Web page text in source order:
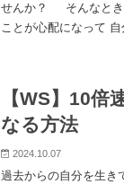
せんか？ そんなとき
ことが心配になって
【WS】10倍
なる方法
2024.10.07
過去からの自分を生き